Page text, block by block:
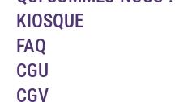
KIOSQUE
FAQ
CGU
CGV